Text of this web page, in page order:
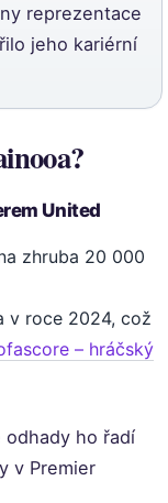
reprezentace
jeho kariérní
United
zhruba 20 000
v roce 2024, což
– hráčský
odhady ho řadí
v Premier